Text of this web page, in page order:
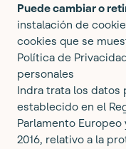
Puede cambiar o
instalación de
cookies que se
Política de
personales
Indra trata los datos
establecido en el
Parlamento
2016, relativo a la